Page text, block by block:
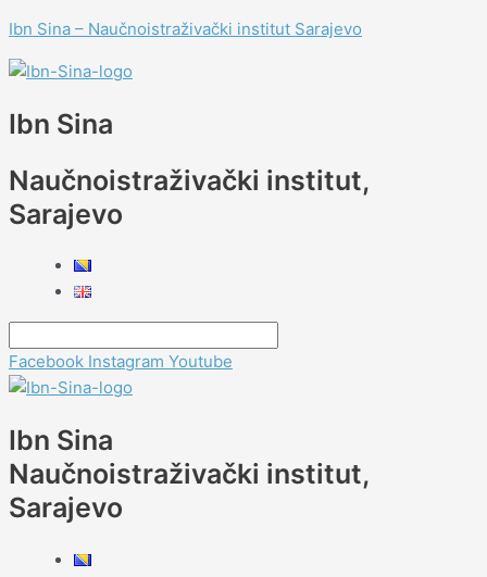
to
content
Ibn Sina – Naučnoistraživački institut Sarajevo
Ibn Sina
Naučnoistraživački institut,
Sarajevo
Facebook Instagram Youtube
Ibn Sina
Naučnoistraživački institut,
Sarajevo
članaka
here..